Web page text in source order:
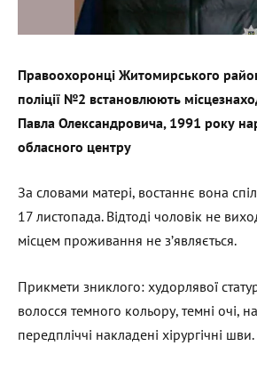
Правоохоронці Житомирського
поліції №2 встановлюють
Павла Олександровича, 1991 року
обласного центру
За словами матері, востаннє вона
17 листопада. Відтоді чоловік не
місцем проживання не з’являється.
Прикмети зниклого: худорлявої
волосся темного кольору, темні очі,
передпліччі накладені хірургічні шви.